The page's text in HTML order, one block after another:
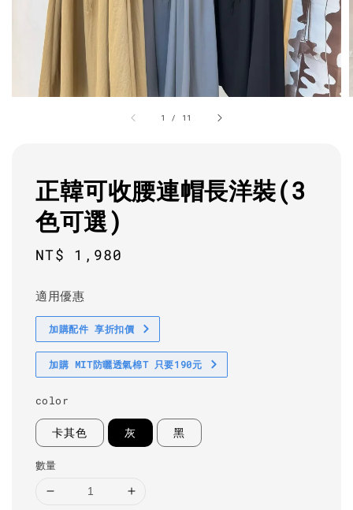
1 / 11
正韓可收腰連帽長洋裝(3
色可選)
Regular
NT$ 1,980
適用優惠
加購配件 享折扣價
加購 MIT防曬透氣棉T 只要190元
color
卡其色 灰 黑
數量